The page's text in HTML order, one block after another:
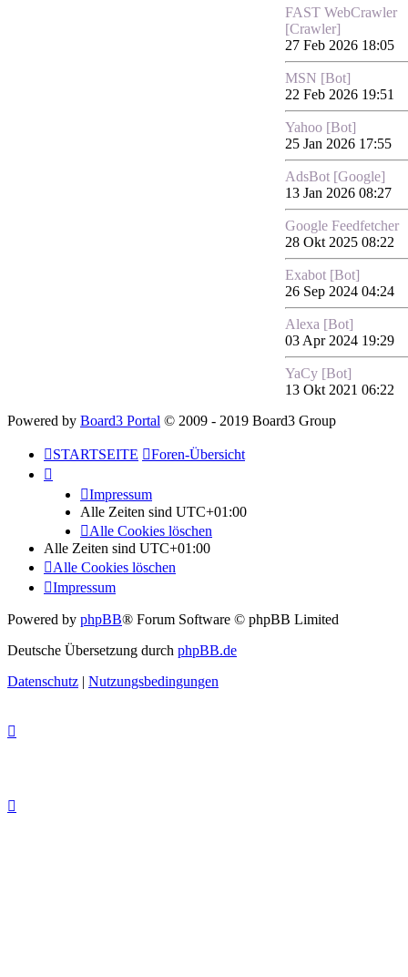
FAST WebCrawler
[Crawler]
27 Feb 2026 18:05
MSN [Bot]
22 Feb 2026 19:51
Yahoo [Bot]
25 Jan 2026 17:55
AdsBot [Google]
13 Jan 2026 08:27
Google Feedfetcher
28 Okt 2025 08:22
Exabot [Bot]
26 Sep 2024 04:24
Alexa [Bot]
03 Apr 2024 19:29
YaCy [Bot]
13 Okt 2021 06:22
Powered by Board3 Portal © 2009 - 2019 Board3 Group
STARTSEITE Foren-Übersicht
Impressum
Alle Zeiten sind UTC+01:00
Alle Cookies löschen
Alle Zeiten sind UTC+01:00
Alle Cookies löschen
Impressum
Powered by phpBB® Forum Software © phpBB Limited
Deutsche Übersetzung durch phpBB.de
Datenschutz | Nutzungsbedingungen